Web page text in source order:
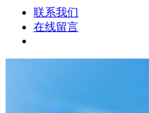
联系我们
在线留言